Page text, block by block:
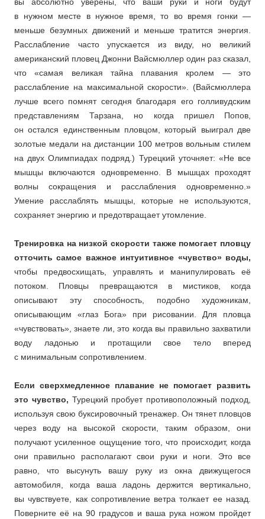
вы абсолютно уверены, что ваши руки и ноги будут
в нужном месте в нужное время, то во время гонки —
меньше безумных движений и меньше тратится энергия.
Расслабление часто упускается из виду, но великий
американский пловец Джонни Вайсмюллер один раз сказал,
что «самая великая тайна плавания кролем — это
расслабление на максимальной скорости». (Вайсмюллера
лучше всего помнят сегодня благодаря его голливудским
представлениям Тарзана, но когда пришел Попов,
он остался единственным пловцом, который выиграл две
золотые медали на дистанции 100 метров вольным стилем
на двух Олимпиадах подряд.) Турецкий уточняет: «Не все
мышцы включаются одновременно. В мышцах проходят
волны сокращения и расслабления одновременно.»
Умение расслаблять мышцы, которые не используются,
сохраняет энергию и предотвращает утомление.
Тренировка на низкой скорости также помогает пловцу
отточить самое важное интуитивное «чувство» воды,
чтобы предвосхищать, управлять и манипулировать её
потоком. Пловцы превращаются в мистиков, когда
описывают эту способность, подобно художникам,
описывающим «глаз Бога» при рисовании. Для пловца
«чувствовать», знаете ли, это когда вы правильно захватили
воду ладонью и протащили свое тело вперед
с минимальным сопротивлением.
Если сверхмедленное плавание не помогает развить
это чувство, Турецкий пробует противоположный подход,
используя свою буксировочный тренажер. Он тянет пловцов
через воду на высокой скорости, таким образом, они
получают усиленное ощущение того, что происходит, когда
они правильно располагают свои руки и ноги. Это все
равно, что высунуть вашу руку из окна движущегося
автомобиля, когда ваша ладонь держится вертикально,
вы чувствуете, как сопротивление ветра толкает ее назад.
Поверните её на 90 градусов и ваша рука ножом пройдет